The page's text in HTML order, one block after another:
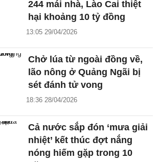
244 mái nhà, Lào Cai thiệt
hại khoảng 10 tỷ đồng
13:05 29/04/2026
Chở lúa từ ngoài đồng về,
lão nông ở Quảng Ngãi bị
sét đánh tử vong
18:36 28/04/2026
Cả nước sắp đón ‘mưa giải
nhiệt’ kết thúc đợt nắng
nóng hiếm gặp trong 10